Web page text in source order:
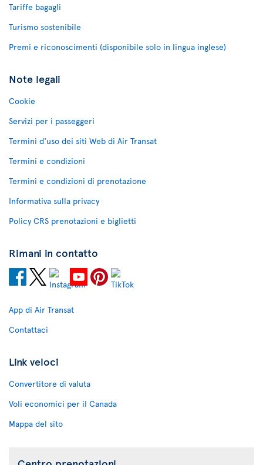
Tariffe bagagli
Turismo sostenibile
Premi e riconoscimenti (disponibile solo in lingua inglese)
Note legali
Cookie
Servizi per i passeggeri
Termini d'uso dei siti Web di Air Transat
Termini e condizioni
Termini e condizioni di prenotazione
Informativa sulla privacy
Policy CRS prenotazioni e biglietti
Rimani in contatto
App di Air Transat
Contattaci
Link veloci
Convertitore di valuta
Voli economici per il Canada
Mappa del sito